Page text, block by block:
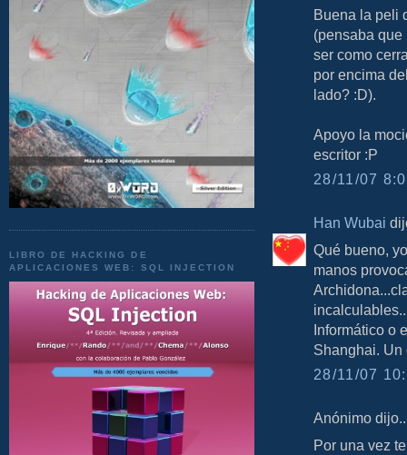
LIBRO DE HACKING DE
APLICACIONES WEB: SQL INJECTION
Buena la peli
(pensaba
ser como
por encima
lado? :D).
Apoyo la
escritor :P
28/11/07
Han Wubai
Qué bueno,
manos
Informático o
Shanghai.
28/11/07
Anónimo
Por una vez